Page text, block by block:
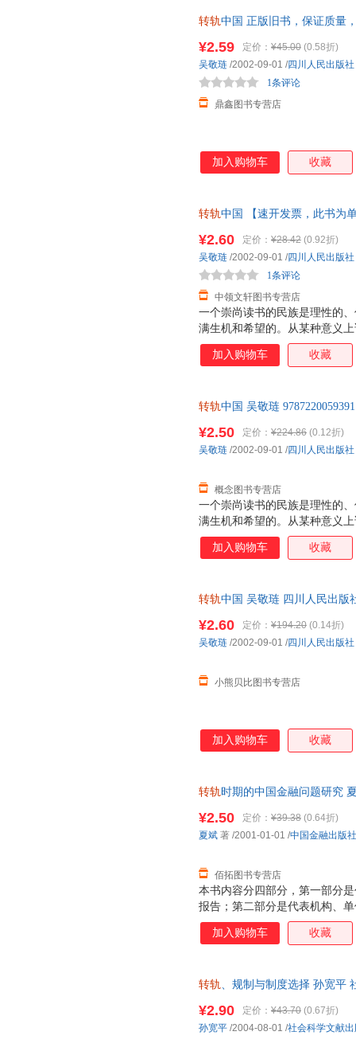
转轨中国 正版旧书，保证质量
¥2.59 定价： ¥45.00 (0.58折)
鼎鑫图书专营店
1条评论
吴敬琏 /2002-09-01 /四川人民出版社
加入购物车 收藏
转轨中国 【速开发票，此书为
一个崇尚读书的民族是理性的
满生机和希望的。从某种意义
明，正是靠着书才是以传承、
¥2.60 定价： ¥28.42 (0.92折)
中领文轩图书专营店
1条评论
吴敬琏 /2002-09-01 /四川人民出版社
加入购物车 收藏
转轨中国 吴敬琏
一个崇尚读书的民族是理性的
满生机和希望的。从某种意义
明，正是靠着书才是以传承、
¥2.50 定价： ¥224.86 (0.12折)
概念图书专营店
吴敬琏 /2002-09-01 /四川人民出版社
加入购物车 收藏
转轨中国 吴敬琏 四川人民出版
¥2.60 定价： ¥194.20 (0.14折)
小熊贝比图书专营店
吴敬琏 /2002-09-01 /四川人民出版社
加入购物车 收藏
转轨时期的中国金融问题研究
本书内容分四部分，第一部分
报告；第二部分是代表机构、
文稿；第四部分是知识介绍性
¥2.50 定价： ¥39.38 (0.64折)
佰拓图书专营店
夏斌 著 /2001-01-01 /中国金融出版社
加入购物车 收藏
转轨、规制与制度选择 孙宽平
¥2.90 定价： ¥43.70 (0.67折)
孙宽平 /2004-08-01 /社会科学文献